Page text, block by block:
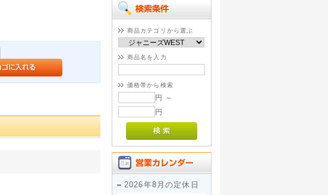
商品カテゴリから選ぶ
商品名を入力
価格帯から検索
円 ～
円
2026年8月の定休日